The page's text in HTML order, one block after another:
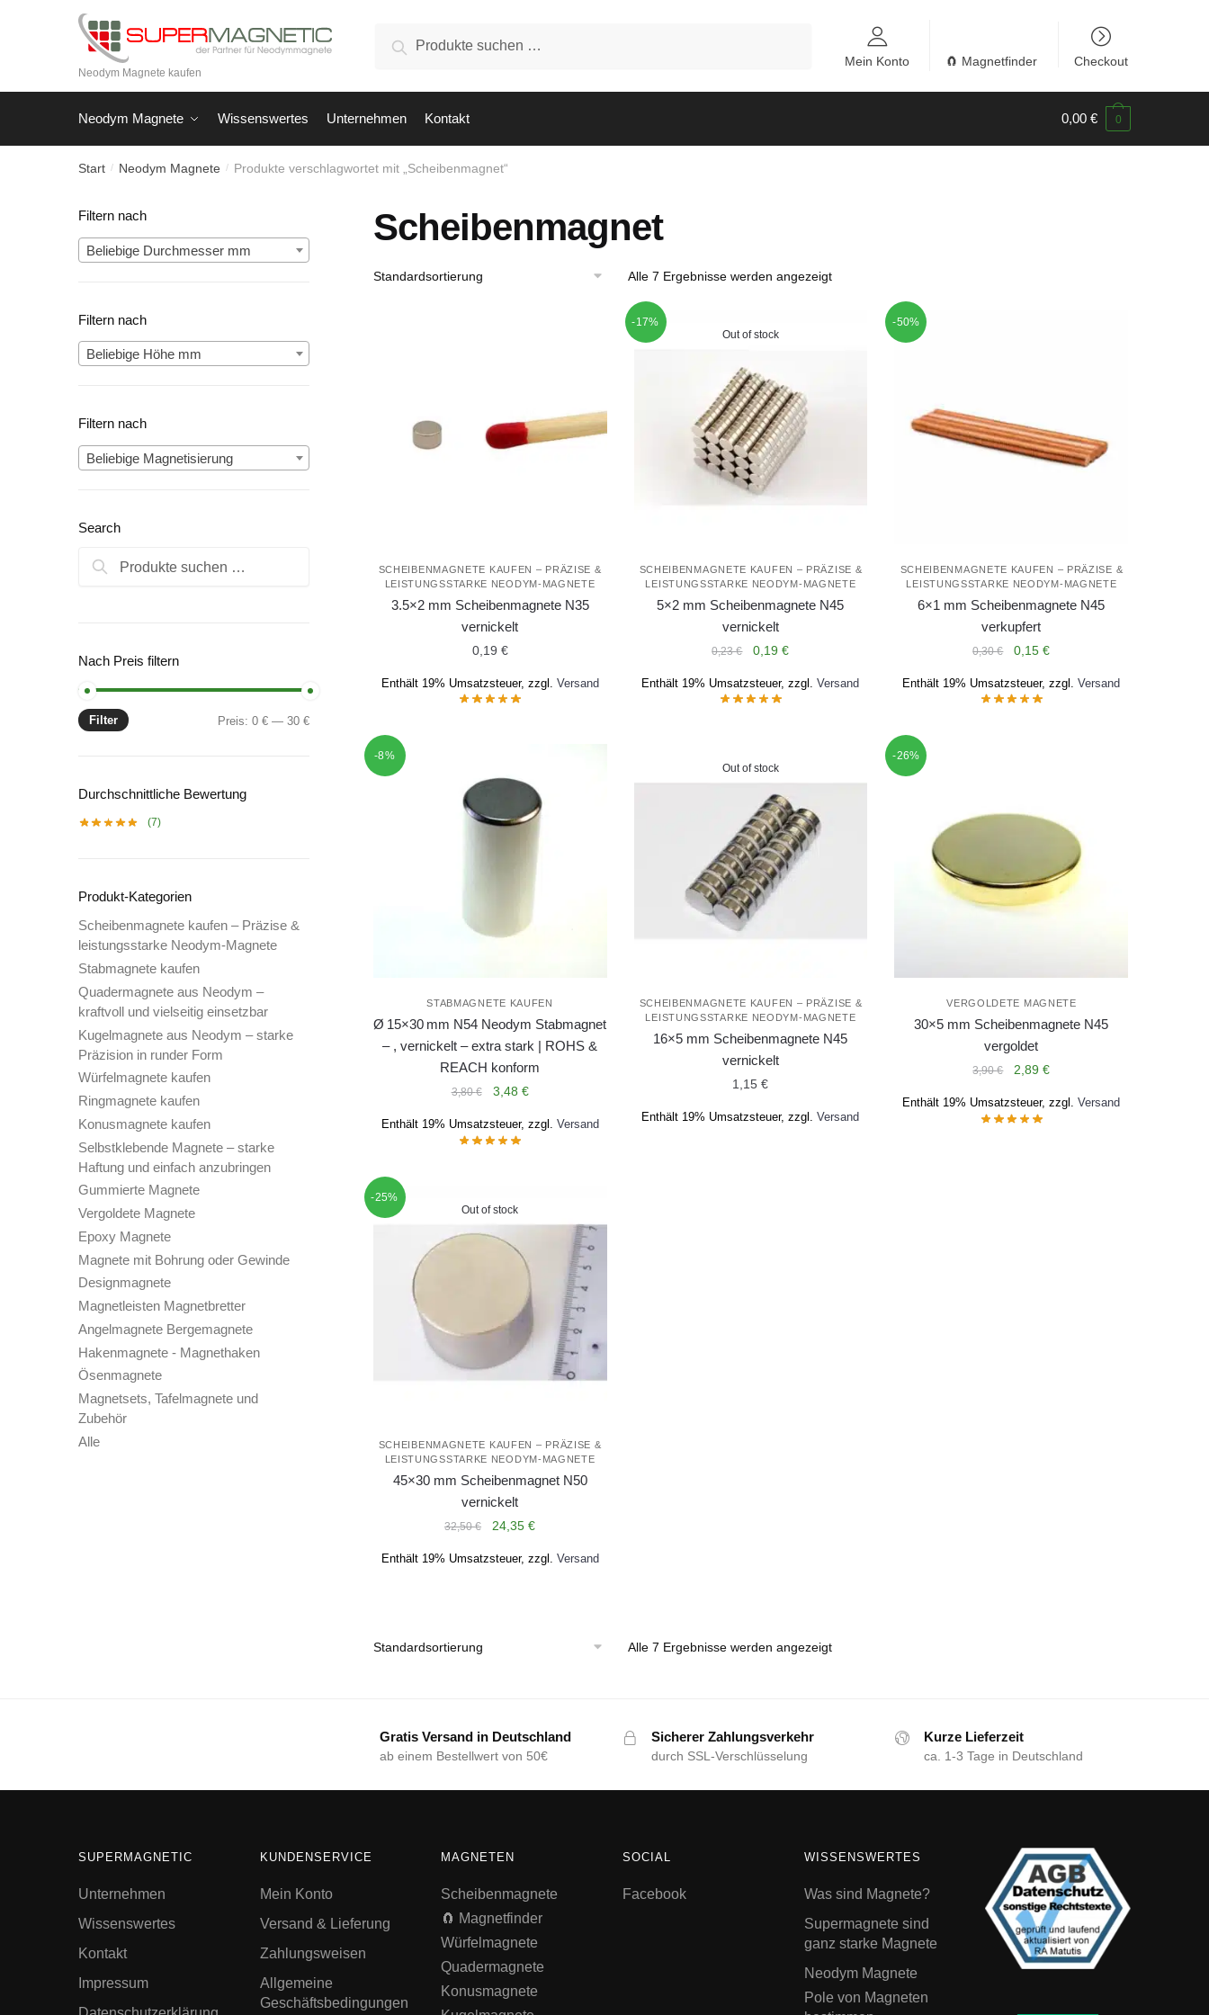
Neodym Magnete kaufen
nach:
Suchen
Mein Konto 🧲 Magnetfinder Checkout
Neodym Magnete Wissenswertes Unternehmen Kontakt 0,00 € 0
Start / Neodym Magnete / Produkte verschlagwortet mit „Scheibenmagnet“
Scheibenmagnet
Alle 7 Ergebnisse werden angezeigt
SCHEIBENMAGNETE KAUFEN – PRÄZISE &
LEISTUNGSSTARKE NEODYM-MAGNETE
3.5×2 mm Scheibenmagnete N35
vernickelt
0,19 €
Enthält 19% Umsatzsteuer, zzgl. Versand
-17%
Out of stock
SCHEIBENMAGNETE KAUFEN – PRÄZISE &
LEISTUNGSSTARKE NEODYM-MAGNETE
5×2 mm Scheibenmagnete N45
vernickelt
0,23€
Ursprünglicher
war:
0,19€Aktueller
ist:
Enthält 19% Umsatzsteuer, zzgl.Versand
-50%
SCHEIBENMAGNETE KAUFEN – PRÄZISE &
LEISTUNGSSTARKE NEODYM-MAGNETE
6×1 mm Scheibenmagnete N45
verkupfert
0,30€
Ursprünglicher
war:
0,15€Aktueller
ist:
Enthält 19% Umsatzsteuer, zzgl.Versand
-8%
STABMAGNETE KAUFEN
Ø 15×30 mm N54 Neodym Stabmagnet
– , vernickelt – extra stark | ROHS &
REACH konform
3,80€
Ursprünglicher
war:
3,80 €
3,48 €Aktueller
ist:
Enthält 19% Umsatzsteuer, zzgl. Versand
Out of stock
SCHEIBENMAGNETE KAUFEN – PRÄZISE &
LEISTUNGSSTARKE NEODYM-MAGNETE
16×5 mm Scheibenmagnete N45
vernickelt
1,15€
Enthält 19% Umsatzsteuer, zzgl.Versand
-26%
VERGOLDETE MAGNETE
30×5 mm Scheibenmagnete N45
vergoldet
3,90€
Ursprünglicher
war:
3,90 €
2,89€Aktueller
ist:
Enthält 19% Umsatzsteuer, zzgl.Versand
-25%
Out of stock
SCHEIBENMAGNETE KAUFEN – PRÄZISE &
LEISTUNGSSTARKE NEODYM-MAGNETE
45×30 mm Scheibenmagnet N50
vernickelt
32,50€
Ursprünglicher
war:
24,35€Aktueller
ist:
Enthält 19% Umsatzsteuer, zzgl. Versand
Alle 7 Ergebnisse werden angezeigt
Filtern nach
Beliebige Durchmesser mm
Filtern nach
Beliebige Höhe mm
Filtern nach
Beliebige Magnetisierung
Search
Suchen
Suchen
Nach Preis filtern
Min.
Max.
Filter Preis:0 € —30 €
Durchschnittliche Bewertung
(7)
Produkt-Kategorien
Scheibenmagnete kaufen – Präzise &
leistungsstarke Neodym-Magnete
Stabmagnete kaufen
Quadermagnete aus Neodym –
kraftvoll und vielseitig einsetzbar
Kugelmagnete aus Neodym – starke
Präzision in runder Form
Würfelmagnete kaufen
Ringmagnete kaufen
Konusmagnete kaufen
Selbstklebende Magnete – starke
Haftung und einfach anzubringen
Gummierte Magnete
Vergoldete Magnete
Epoxy Magnete
Magnete mit Bohrung oder Gewinde
Designmagnete
Magnetleisten Magnetbretter
Angelmagnete Bergemagnete
Hakenmagnete - Magnethaken
Ösenmagnete
Magnetsets, Tafelmagnete und
Zubehör
Alle
Gratis Versand in Deutschland
ab einem Bestellwert von 50€
Sicherer Zahlungsverkehr
durch SSL-Verschlüsselung
Kurze Lieferzeit
ca. 1-3 Tage in Deutschland
SUPERMAGNETIC
Unternehmen
Wissenswertes
Kontakt
Impressum
KUNDENSERVICE
Mein Konto
Versand & Lieferung
Zahlungsweisen
Allgemeine
Geschäftsbedingungen
MAGNETEN
Scheibenmagnete
🧲 Magnetfinder
Würfelmagnete
Quadermagnete
Konusmagnete
SOCIAL
Facebook
WISSENSWERTES
Was sind Magnete?
Supermagnete sind
ganz starke Magnete
Neodym Magnete
Pole von Magneten